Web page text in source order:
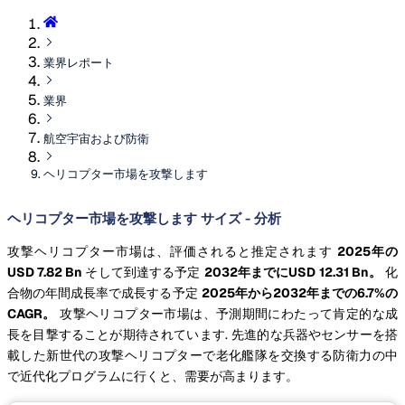
業界レポート
業界
航空宇宙および防衛
ヘリコプター市場を攻撃します
ヘリコプター市場を攻撃します サイズ - 分析
攻撃ヘリコプター市場は、評価されると推定されます 2025年の
USD 7.82 Bn そして到達する予定 2032年までにUSD 12.31 Bn。
化
合物の年間成長率で成長する予定 2025年から2032年までの6.7%の
CAGR。
攻撃ヘリコプター市場は、予測期間にわたって肯定的な成
長を目撃することが期待されています. 先進的な兵器やセンサーを搭
載した新世代の攻撃ヘリコプターで老化艦隊を交換する防衛力の中
で近代化プログラムに行くと、需要が高まります。